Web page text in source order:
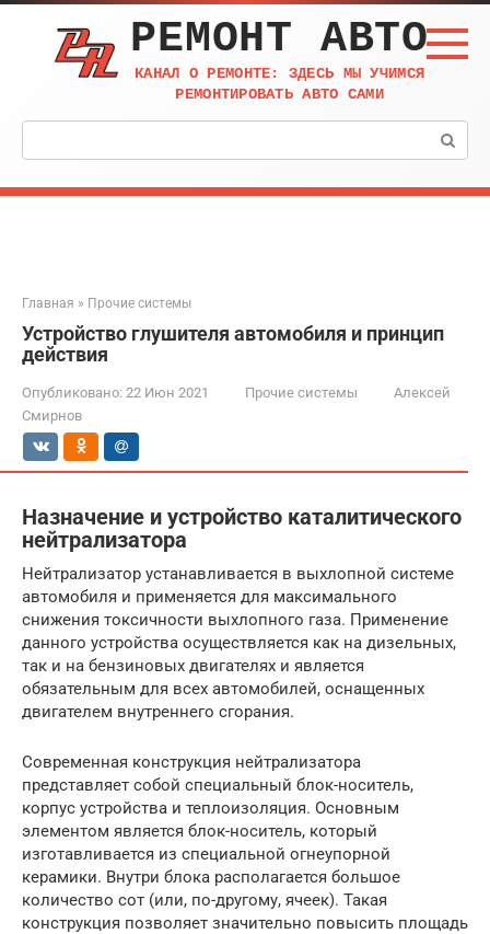
Перейти
контенту
РЕМОНТ АВТО
КАНАЛ О РЕМОНТЕ: ЗДЕСЬ МЫ УЧИМСЯ
РЕМОНТИРОВАТЬ АВТО САМИ
Поиск:
Главная » Прочие системы
Устройство глушителя автомобиля и принцип
действия
Опубликовано: 22 Июн 2021 Прочие системы
Алексей
Смирнов
Назначение и устройство каталитического
нейтрализатора
Нейтрализатор устанавливается в выхлопной системе
автомобиля и применяется для максимального
снижения токсичности выхлопного газа. Применение
данного устройства осуществляется как на дизельных,
так и на бензиновых двигателях и является
обязательным для всех автомобилей, оснащенных
двигателем внутреннего сгорания.
Современная конструкция нейтрализатора
представляет собой специальный блок-носитель,
корпус устройства и теплоизоляция. Основным
элементом является блок-носитель, который
изготавливается из специальной огнеупорной
керамики. Внутри блока располагается большое
количество сот (или, по-другому, ячеек). Такая
конструкция позволяет значительно повысить площадь